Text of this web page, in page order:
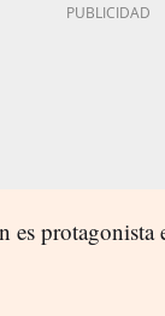
es protagonista